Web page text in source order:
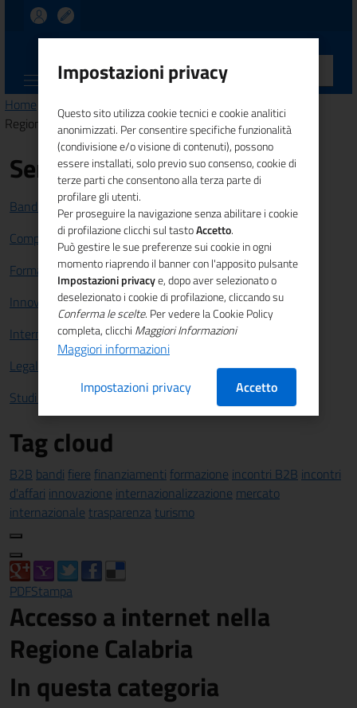
CALABRIA
Home Comunicazione News > Accesso a internet nella
Regione Calabria
Servizi
Bandi e Finanziamenti
Competitività sistema imprenditoriale
Formazione e lavoro
Innovazione
Internazionalizzazione
Legalità
Studi e statistiche
Tag cloud
B2B bandi fiere finanziamenti formazione incontri B2B incontri
d'affari innovazione internazionalizzazione mercato
internazionale trasparenzaturismo
PDFStampa
Accesso a internet nella
Regione Calabria
In questa categoria
Impostazioni privacy
Questo sito utilizza cookie tecnici e cookie analitici
anonimizzati. Per consentire specifiche funzionalità
(condivisione e/o visione di contenuti), possono
essere installati, solo previo suo consenso, cookie di
terze parti che consentono alla terza parte di
profilare gli utenti.
Per proseguire la navigazione senza abilitare i cookie
di profilazione clicchi sul tastoAccetto.
Può gestire le sue preferenze sui cookie in ogni
momento riaprendo il banner con l'apposito pulsante
Impostazioni privacye, dopo aver selezionato o
deselezionato i cookie di profilazione, cliccando su
Conferma le scelte. Per vedere la Cookie Policy
completa, clicchi Maggiori Informazioni
Maggiori informazioni
Impostazioni privacy
Accetto